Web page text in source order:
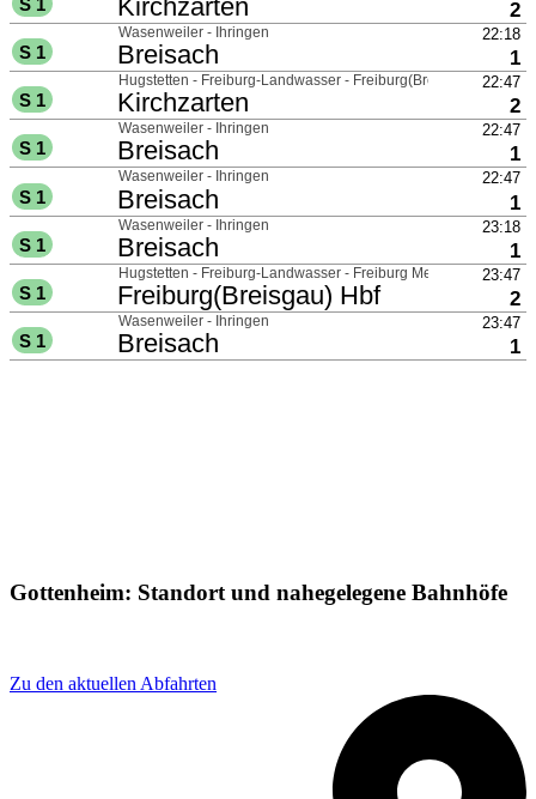
Gottenheim: Standort und nahegelegene Bahnhöfe
Zu den aktuellen Abfahrten